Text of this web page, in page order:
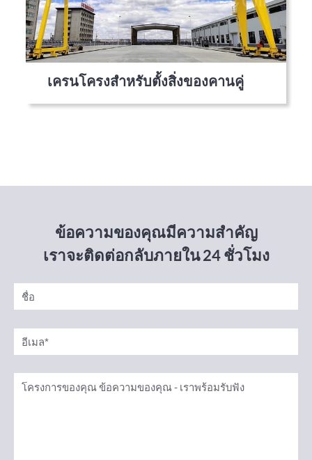
เครนโครงสำหรับตั้งสิ่งของคานคู่
ข้อความของคุณมีความสำคัญ
เราจะติดต่อกลับภายใน 24 ชั่วโมง